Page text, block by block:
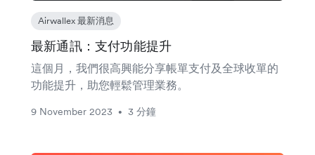
Airwallex 最新消息
最新通訊：支付功能提升
這個月，我們很高興能分享帳單支付及全球收單的
功能提升，助您輕鬆管理業務。
9 November 2023 • 3 分鐘